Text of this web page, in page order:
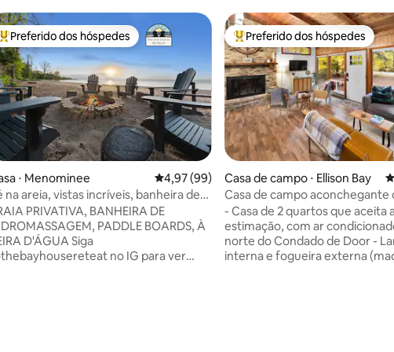
média de 5, 393 avaliações
Entre os melhores preferidos dos hóspedes
Preferido dos hóspedes
⋅ Menominee 4,97 de uma avaliação média de 5, 99
4,97 (99)
na areia, vistas incríveis, banheira de
churrasqueira e jogos
PRIVATIVA, BANHEIRA DE
PADDLE BOARDS, À
D'ÁGUA Siga
no IG para ver
Entre os melhores preferidos
Preferido dos hóspedes
Casa de campo ⋅ Ellison Bay
Casa de campo aconchegante
aceita animais de estimação
de Door
- Casa de 2 quartos que aceita
estimação, com ar
norte do Condado de Door -
interna e fogueira externa